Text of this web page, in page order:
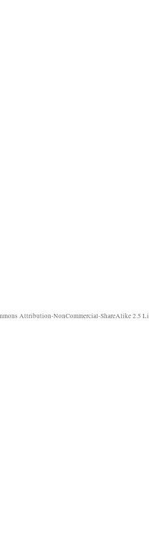
Attribution-NonCommercial-ShareAlike 2.5